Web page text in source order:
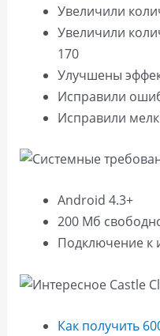
Увеличили
Увеличили
170
Улучшены
Исправили
Исправили
Android 4.3+
200 Мб
Подключение к
Как получить